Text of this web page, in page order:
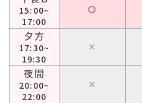
15:00~
17:00
〇
夕方
17:30~
19:30
×
夜間
20:00~
22:00
×